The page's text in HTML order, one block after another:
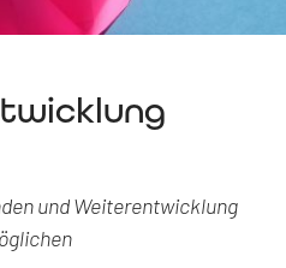
und Weiterentwicklung